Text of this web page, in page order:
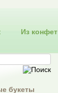
Из конфет
букеты